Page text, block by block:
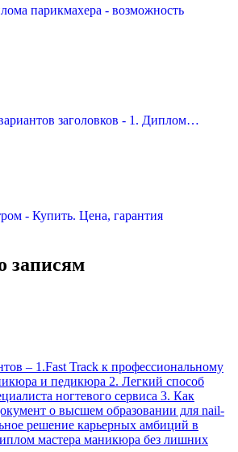
парикмахера - возможность
заголовков - 1. Диплом…
- Купить. Цена, гарантия
записям
– 1.Fast Track к профессиональному
и педикюра 2. Легкий способ
ногтевого сервиса 3. Как
о высшем образовании для nail-
решение карьерных амбиций в
мастера маникюра без лишних